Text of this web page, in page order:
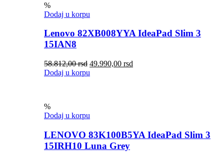
%
Dodaj u korpu
Lenovo 82XB008YYA IdeaPad Slim 3
15IAN8
58.812,00rsd 49.990,00 rsd
Dodaj u korpu
%
Dodaj u korpu
LENOVO 83K100B5YA IdeaPad Slim 3
15IRH10 Luna Grey